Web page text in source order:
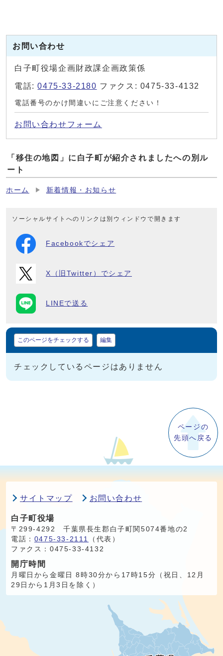
お問い合わせ
白子町役場企画財政課企画政策係
電話:0475-33-2180 ファクス: 0475-33-4132
電話番号のかけ間違いにご注意ください！
お問い合わせフォーム
「移住の地図」に白子町が紹介されましたへの別ル
ート
ホーム 新着情報・お知らせ
ソーシャルサイトへのリンクは別ウィンドウで開きます
Facebookでシェア
X（旧Twitter）でシェア
LINEで送る
マイページ
このページをチェックする 編集
チェックしているページはありません
ページの
先頭へ戻る
サイトマップ お問い合わせ
白子町役場
〒299-4292 千葉県長生郡白子町関5074番地の2
電話： 0475-33-2111
（代表）
ファクス：0475-33-4132
開庁時間
月曜日から金曜日 8時30分から17時15分（祝日、12月
29日から1月3日を除く）